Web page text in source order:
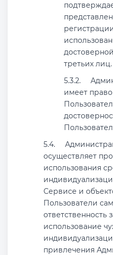
третьих лиц.
имеет
осуществляет
использования
Сервисе и
Пользователи
ответственность
использование
привлечения